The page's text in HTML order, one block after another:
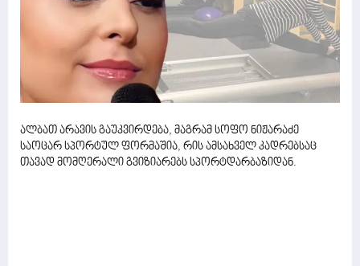
ალბათ არავის გაუკვირდება, მაგრამ სოფო ნიჟარაძე
საოცარ სპორტულ ფორმაშია, რის ამსახველ კადრებსაც
თავად მომღერალი გვიზიარებს სპორტდარბაზიდან.